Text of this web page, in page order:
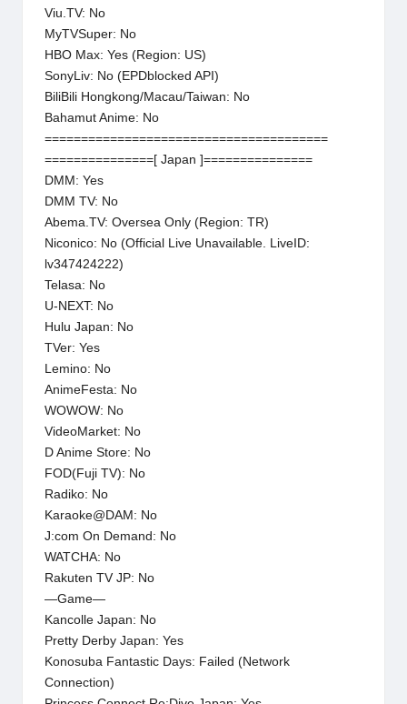
Viu.TV: No
MyTVSuper: No
HBO Max: Yes (Region: US)
SonyLiv: No (EPDblocked API)
BiliBili Hongkong/Macau/Taiwan: No
Bahamut Anime: No
=======================================
===============[ Japan ]===============
DMM: Yes
DMM TV: No
Abema.TV: Oversea Only (Region: TR)
Niconico: No (Official Live Unavailable. LiveID:
lv347424222)
Telasa: No
U-NEXT: No
Hulu Japan: No
TVer: Yes
Lemino: No
AnimeFesta: No
WOWOW: No
VideoMarket: No
D Anime Store: No
FOD(Fuji TV): No
Radiko: No
Karaoke@DAM: No
J:com On Demand: No
WATCHA: No
Rakuten TV JP: No
—Game—
Kancolle Japan: No
Pretty Derby Japan: Yes
Konosuba Fantastic Days: Failed (Network
Connection)